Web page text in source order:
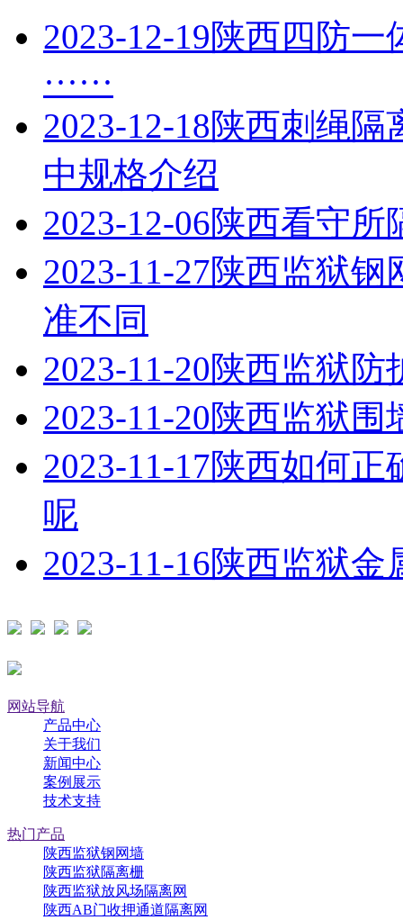
2023-12-19陕西四防一
······
2023-12-18陕西刺绳隔
中规格介绍
2023-12-06陕西看守所
2023-11-27陕西监狱钢
准不同
2023-11-20陕西监狱防
2023-11-20陕西监狱围
2023-11-17陕西如何正
呢
2023-11-16陕西监狱金
网站导航
产品中心
关于我们
新闻中心
案例展示
技术支持
热门产品
陕西监狱钢网墙
陕西监狱隔离栅
陕西监狱放风场隔离网
陕西AB门收押通道隔离网